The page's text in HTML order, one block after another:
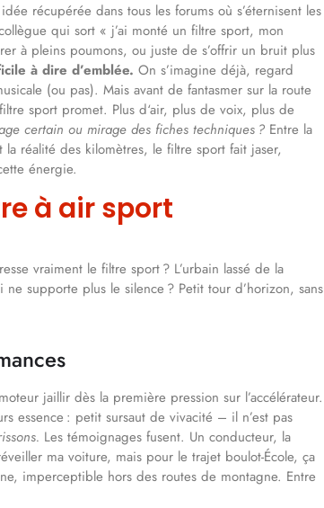
récupérée dans tous les forums où s’éternisent les
qui sort « j’ai monté un filtre sport, mon
à pleins poumons, ou juste de s’offrir un bruit plus
à dire d’emblée. On s’imagine déjà, regard
(ou pas). Mais avant de fantasmer sur la route
sport promet. Plus d‘air, plus de voix, plus de
certain ou mirage des fiches techniques ? Entre la
réalité des kilomètres, le filtre sport fait jaser,
énergie.
à air sport
vraiment le filtre sport ? L’urbain lassé de la
supporte plus le silence ? Petit tour d’horizon, sans
jaillir dès la première pression sur l’accélérateur.
essence : petit sursaut de vivacité – il n’est pas
Les témoignages fusent. Un conducteur, la
ma voiture, mais pour le trajet boulot-École, ça
imperceptible hors des routes de montagne. Entre